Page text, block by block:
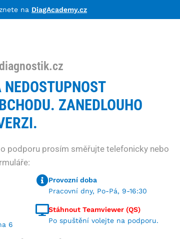
na DiagAcademy.cz
ZANEDLOUHO
podporu prosím směřujte telefonicky nebo
6
Provozní doba
Pracovní dny, Po-Pá, 9-16:30
Stáhnout Teamviewer (QS)
Po spuštění volejte na podporu.